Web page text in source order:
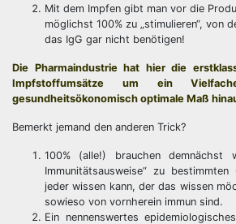
Mit dem Impfen gibt man vor die
möglichst 100% zu „stimulieren“, von
das IgG gar nicht benötigen!
Die Pharmaindustrie hat hier die
Impfstoffumsätze um ein
gesundheitsökonomisch optimale Maß
Bemerkt jemand den anderen Trick?
100% (alle!) brauchen demnächst
Immunitätsausweise“ zu bestimmten
jeder wissen kann, der das wissen
sowieso von vornherein immun sind.
Ein nennenswertes